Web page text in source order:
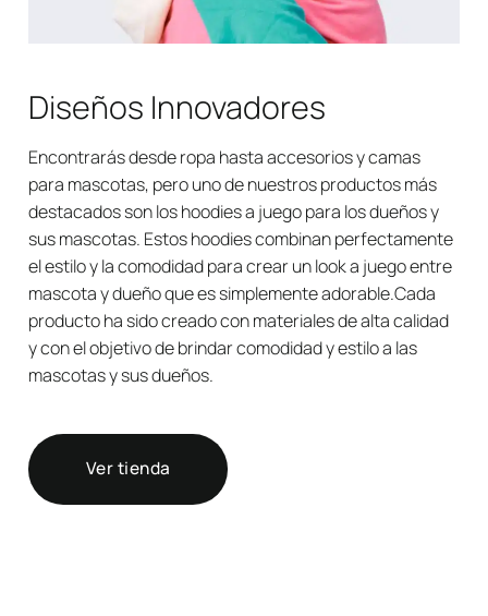
Diseños Innovadores
Encontrarás desde ropa hasta accesorios y camas
para mascotas, pero uno de nuestros productos más
destacados son los hoodies a juego para los dueños y
sus mascotas. Estos hoodies combinan perfectamente
el estilo y la comodidad para crear un look a juego entre
mascota y dueño que es simplemente adorable.Cada
producto ha sido creado con materiales de alta calidad
y con el objetivo de brindar comodidad y estilo a las
mascotas y sus dueños.
Ver tienda